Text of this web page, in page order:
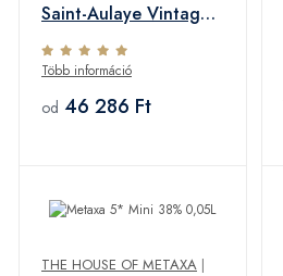
Saint-Aulaye Vintage
2016 43% 0,7L
Több információ
od 46 286 Ft
THE HOUSE OF METAXA |